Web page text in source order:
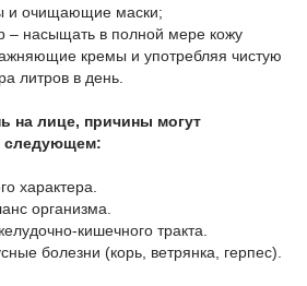
и очищающие маски;
– насыщать в полной мере кожу
кремы и употребляя чистую
литров в день.
на лице, причины могут
следующем:
характера.
организма.
кишечного тракта.
болезни (корь, ветрянка, герпес).